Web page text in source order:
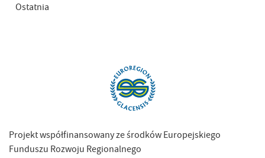
Ostatnia
Projekt współfinansowany ze środków Europejskiego
Funduszu Rozwoju Regionalnego